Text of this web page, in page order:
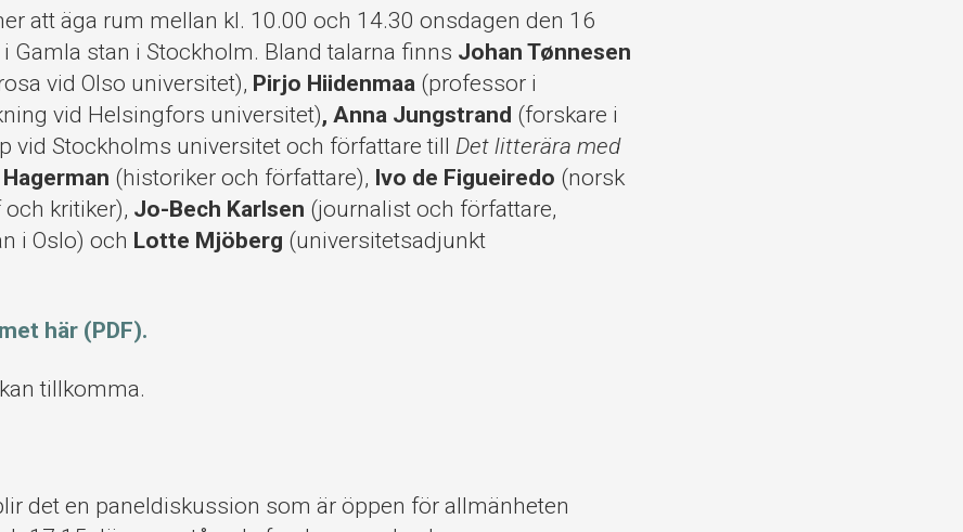
att äga rum mellan kl. 10.00 och 14.30 onsdagen den 16
Gamla stan i Stockholm. Bland talarna finns Johan Tønnesen
vid Olso universitet), Pirjo Hiidenmaa (professor i
vid Helsingfors universitet), Anna Jungstrand (forskare i
vid Stockholms universitet och författare till Det litterära med
(historiker och författare), Ivo de Figueiredo (norsk
kritiker), Jo-Bech Karlsen (journalist och författare,
i Oslo) och Lotte Mjöberg (universitetsadjunkt
här (PDF).
tillkomma.
det en paneldiskussion som är öppen för allmänheten